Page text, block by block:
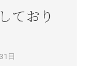
ており
日